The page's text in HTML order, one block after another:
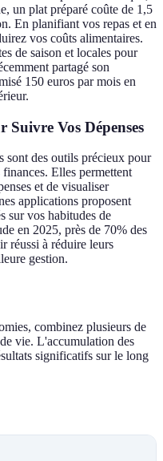
un plat préparé coûte de 1,5
En planifiant vos repas et en
vos coûts alimentaires.
de saison et locales pour
partagé son
150 euros par mois en
Suivre Vos Dépenses
sont des outils précieux pour
Elles permettent
et de visualiser
applications proposent
sur vos habitudes de
en 2025, près de 70% des
réussi à réduire leurs
gestion.
combinez plusieurs de
vie. L'accumulation des
significatifs sur le long